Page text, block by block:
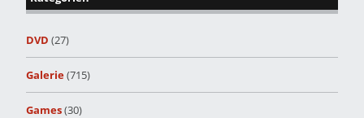
DVD (27)
Galerie(715)
Games(30)